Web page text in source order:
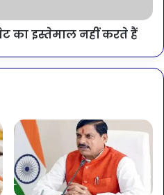
का इस्तेमाल नहीं करते हैं